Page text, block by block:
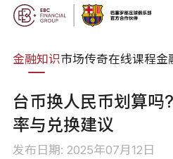
金融知识市场传奇在线课程金
台币换人民币划算吗
率与兑换建议
发布日期: 2025年07月12日